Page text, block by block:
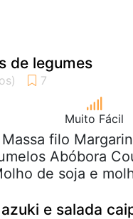
de legumes
Muito Fácil
filo
Abóbora
de soja e
e salada